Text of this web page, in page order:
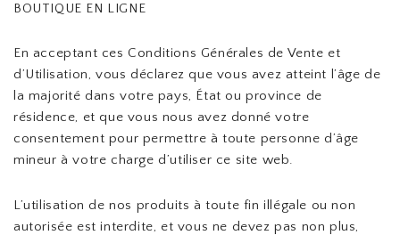
BOUTIQUE EN LIGNE
En acceptant ces Conditions Générales de Vente et
d’Utilisation, vous déclarez que vous avez atteint l’âge de
la majorité dans votre pays, État ou province de
résidence, et que vous nous avez donné votre
consentement pour permettre à toute personne d’âge
mineur à votre charge d’utiliser ce site web.
L’utilisation de nos produits à toute fin illégale ou non
autorisée est interdite, et vous ne devez pas non plus,